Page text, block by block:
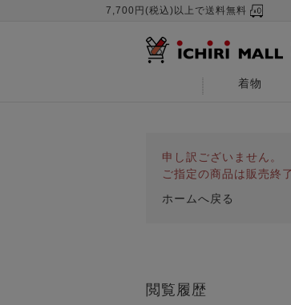
7,700円(税込)以上で送料無料
着物
申し訳ございません。
ご指定の商品は販売終
ホームへ戻る
閲覧履歴